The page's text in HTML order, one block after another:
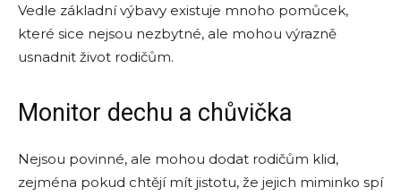
Vedle základní výbavy existuje mnoho pomůcek,
které sice nejsou nezbytné, ale mohou výrazně
usnadnit život rodičům.
Monitor dechu a chůvička
Nejsou povinné, ale mohou dodat rodičům klid,
zejména pokud chtějí mít jistotu, že jejich miminko spí